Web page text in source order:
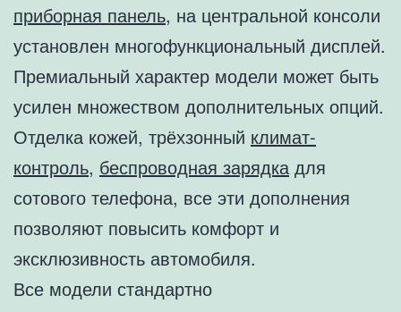
приборная панель, на центральной консоли
установлен многофункциональный дисплей.
Премиальный характер модели может быть
усилен множеством дополнительных опций.
Отделка кожей, трёхзонный климат-
контроль, беспроводная зарядка для
сотового телефона, все эти дополнения
позволяют повысить комфорт и
эксклюзивность автомобиля.
Все модели стандартно